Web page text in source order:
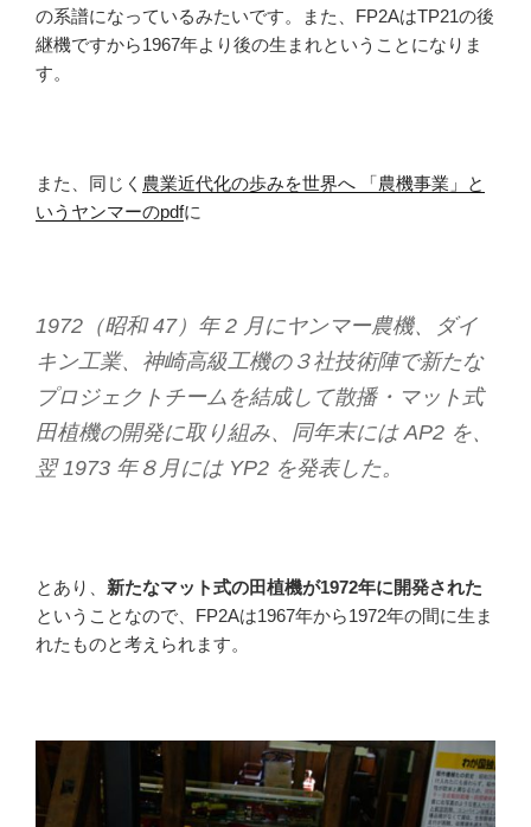
の系譜になっているみたいです。また、FP2AはTP21の後
継機ですから1967年より後の生まれということになりま
す。
また、同じく 農業近代化の歩みを世界へ 「農機事業」と
いうヤンマーのpdfに
1972（昭和 47）年 2 月にヤンマー農機、ダイ
キン工業、神崎高級工機の３社技術陣で新たな
プロジェクトチームを結成して散播・マット式
田植機の開発に取り組み、同年末には AP2 を、
翌 1973 年８月には YP2 を発表した。
とあり、 新たなマット式の田植機が1972年に開発された
ということなので、FP2Aは1967年から1972年の間に生ま
れたものと考えられます。